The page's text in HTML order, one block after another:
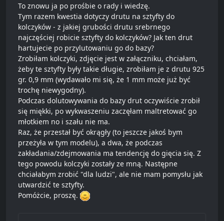
To znowu ja po prośbie o rady i wiedzę.
Tym razem kwestia dotyczy drutu na sztyfty do
kolczyków - z jakiej grubości drutu srebrnego
najczęściej robicie sztyfty do kolczyków? Jak ten drut
hartujecie po przylutowaniu go do bazy?
Zrobiłam kolczyki, zdjęcie jest w załączniku, chciałam,
żeby te sztyfty były takie długie, zrobiłam je z drutu 925
gr. 0,9 mm (wydawało mi się, że 1 mm może już być
trochę niewygodny).
Podczas dolutowywania do bazy drut oczywiście zrobił
się miękki, po wykwaszeniu zaczęłam maltretować go
młotkiem no i szału nie ma.
Raz, że przestał być okrągły (to jeszcze jakoś bym
przeżyła w tym modelu), a dwa, że podczas
zakładania/zdejmowania ma tendencję do gięcia się. Z
tego powodu kolczyki zostały ze mną. Następne
chciałabym zrobić "dla ludzi", ale nie mam pomysłu jak
utwardzić te sztyfty.
Pomóżcie, proszę.